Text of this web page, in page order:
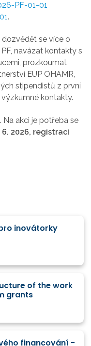
PF-01-01
.
se více o
navázat kontakty s
prozkoumat
EUP OHAMR,
stipendistů z první
kontakty.
Na akci je potřeba se
6. 2026, registraci
inovátorky
of the work
grants
financování -